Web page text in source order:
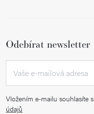
Odebírat newsletter
Vložením e-mailu souhlasíte s
údajů